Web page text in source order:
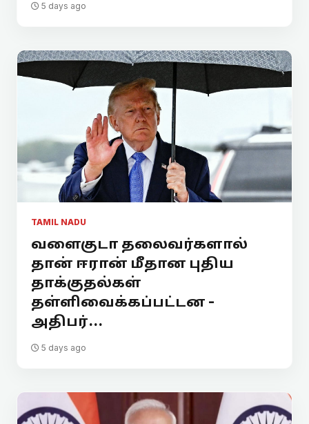
5 days ago
TAMIL NADU
வளைகுடா தலைவர்களால்
தான் ஈரான் மீதான புதிய
தாக்குதல்கள்
தள்ளிவைக்கப்பட்டன -
அதிபர்...
5 days ago